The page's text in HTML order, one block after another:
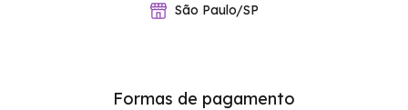
São Paulo/SP
Formas de pagamento